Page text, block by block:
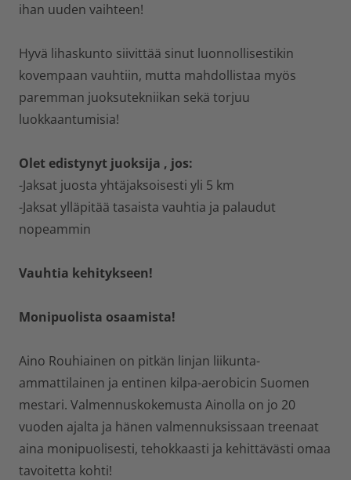
ihan uuden vaihteen!
Hyvä lihaskunto siivittää sinut luonnollisestikin
kovempaan vauhtiin, mutta mahdollistaa myös
paremman juoksutekniikan sekä torjuu
luokkaantumisia!
Olet edistynyt juoksija , jos:
-Jaksat juosta yhtäjaksoisesti yli 5 km
-Jaksat ylläpitää tasaista vauhtia ja palaudut
nopeammin
Vauhtia kehitykseen!
Monipuolista osaamista!
Aino Rouhiainen on pitkän linjan liikunta-
ammattilainen ja entinen kilpa-aerobicin Suomen
mestari. Valmennuskokemusta Ainolla on jo 20
vuoden ajalta ja hänen valmennuksissaan treenaat
aina monipuolisesti, tehokkaasti ja kehittävästi omaa
tavoitetta kohti!